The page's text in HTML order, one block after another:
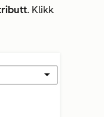
. Klikk